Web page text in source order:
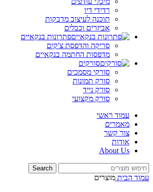
רדידי דיו
תוכנה לעיצוב מדבקות
אביזרים וכבלים
פתרונות בנקאיים
סריקה והדפסת צ'קים
מדפסות החתמה בנקאיים
סורקים
סורקי מסמכים
סורק תמונות
סורק נייד
סורק מקצועי
עמוד ראשי
מאמרים
צור קשר
אודות
About Us
Search
עמוד הבית מוצרים